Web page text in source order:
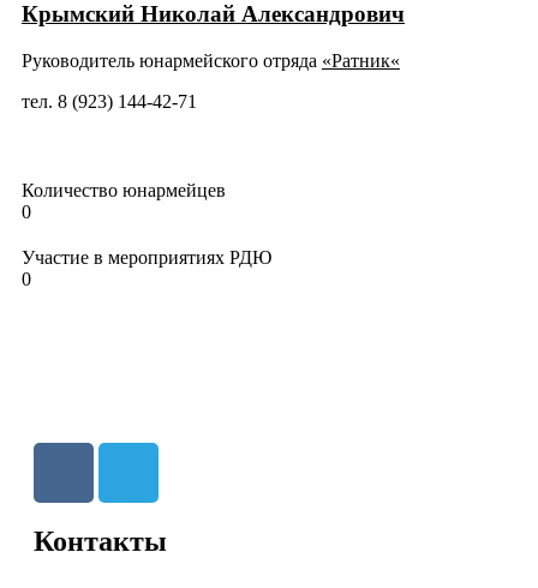
Крымский Николай Александрович
Руководитель юнармейского отряда «Ратник«
тел. 8 (923) 144-42-71
Количество юнармейцев
0
Участие в мероприятиях РДЮ
0
Контакты